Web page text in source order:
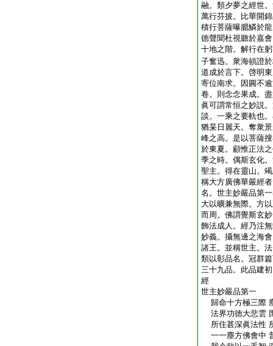
融。類夕夢之經世
萬行芬披。比華開
積行菩薩曝腮鱗於
徳聲聞杜視聽於嘉
十地之階。解行在
子奮迅。衆海頓證
道成於言下。啓明
寄位南求。因圓不
卷。則念念果成。
眞可謂常恒之妙説
談。一乘之要軌也
猶杲日麗天。奪衆
峰之高。是以菩薩
於東夏。顧惟正法
季之時。偶斯玄化
聖主。得在靈山。
稱大方廣佛華嚴經
名。世主妙嚴品第
大以曠兼無際。方
而周。佛謂覺斯玄
飾法成人。經乃注
妙義。攝無邊之海
諸王。並稱世主。
類以彰品名。冠群
三十九品。此品建
經
世主妙嚴品第一
歸命十方極三際
法界功徳大悲雲
所住甚深眞法性
一一塵方佛會中